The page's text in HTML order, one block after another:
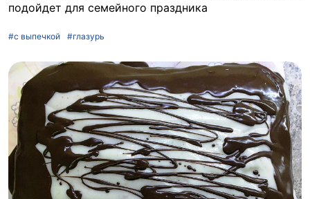
подойдет для семейного праздника
#с выпечкой #глазурь